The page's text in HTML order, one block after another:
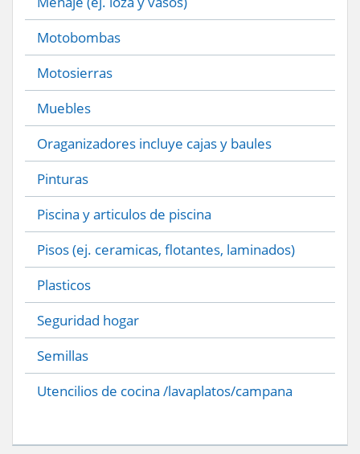
Motobombas
Motosierras
Muebles
Oraganizadores incluye cajas y baules
Pinturas
Piscina y articulos de piscina
Pisos (ej. ceramicas, flotantes, laminados)
Plasticos
Seguridad hogar
Semillas
Utencilios de cocina /lavaplatos/campana